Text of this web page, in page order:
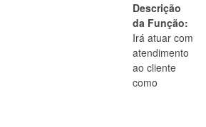
Descrição
da Função:
Irá atuar com
atendimento
ao cliente
como